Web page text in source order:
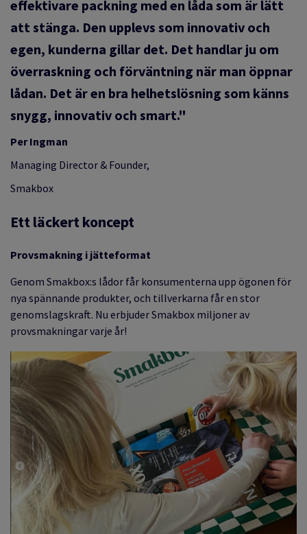
effektivare packning med en låda som är lätt
att stänga. Den upplevs som innovativ och
egen, kunderna gillar det. Det handlar ju om
överraskning och förväntning när man öppnar
lådan. Det är en bra helhetslösning som känns
snygg, innovativ och smart."
Per Ingman
Managing Director & Founder,
Smakbox
Ett läckert koncept
Provsmakning i jätteformat
Genom Smakbox:s lådor får konsumenterna upp ögonen för
nya spännande produkter, och tillverkarna får en stor
genomslagskraft. Nu erbjuder Smakbox miljoner av
provsmakningar varje år!